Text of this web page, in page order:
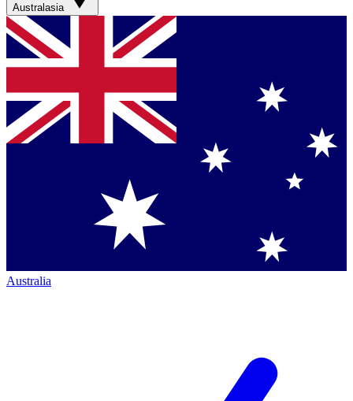
Australasia
Australia